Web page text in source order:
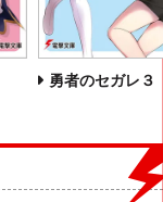
勇者のセガレ３